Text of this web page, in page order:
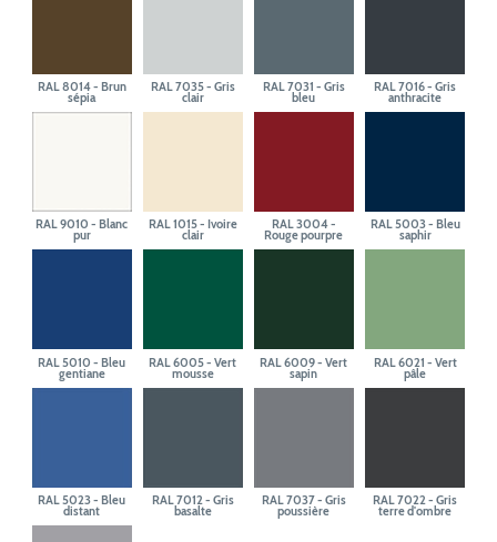
RAL 8014 - Brun
sépia
RAL 7035 - Gris
clair
RAL 7031 - Gris
bleu
RAL 7016 - Gris
anthracite
RAL 9010 - Blanc
pur
RAL 1015 - Ivoire
clair
RAL 3004 -
Rouge pourpre
RAL 5003 - Bleu
saphir
RAL 5010 - Bleu
gentiane
RAL 6005 - Vert
mousse
RAL 6009 - Vert
sapin
RAL 6021 - Vert
pâle
RAL 5023 - Bleu
distant
RAL 7012 - Gris
basalte
RAL 7037 - Gris
poussière
RAL 7022 - Gris
terre d'ombre